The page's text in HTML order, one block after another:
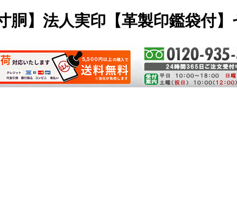
胴】法人実印【革製印鑑袋付